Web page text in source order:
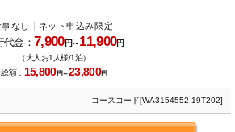
事なし ネット申込み限定
代金： 7,900円～11,900円
（大人お1人様/1泊）
総額： 15,800円～23,800円
コースコード[WA3154552-19T202]